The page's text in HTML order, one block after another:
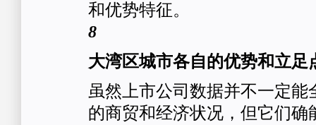
和优势特征。
8
大湾区城市各自的优势和立足
虽然上市公司数据并不一定能
的商贸和经济状况，但它们确